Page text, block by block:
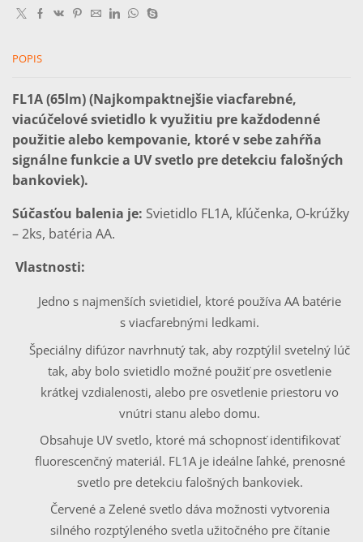
1,5V
POPIS
FL1A (65lm)(Najkompaktnejšie viacfarebné,
viacúčelové svietidlo k využitiu pre každodenné
použitie alebo kempovanie, ktoré v sebe zahŕňa
signálne funkcie a UV svetlo pre detekciu falošných
bankoviek).
Súčasťou balenia je: Svietidlo FL1A, kľúčenka, O-krúžky
– 2ks, batéria AA.
Vlastnosti:
Jedno s najmenších svietidiel, ktoré používa AA batérie
s viacfarebnými ledkami.
Špeciálny difúzor navrhnutý tak, aby rozptýlil svetelný lúč
tak, aby bolo svietidlo možné použiť pre osvetlenie
krátkej vzdialenosti, alebo pre osvetlenie priestoru vo
vnútri stanu alebo domu.
Obsahuje UV svetlo, ktoré má schopnosť identifikovať
fluorescenčný materiál. FL1A je ideálne ľahké, prenosné
svetlo pre detekciu falošných bankoviek.
Červené a Zelené svetlo dáva možnosti vytvorenia
silného rozptýleného svetla užitočného pre čítanie